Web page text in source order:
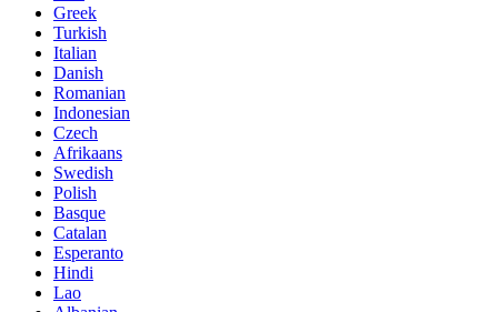
Greek
Turkish
Italian
Danish
Romanian
Indonesian
Czech
Afrikaans
Swedish
Polish
Basque
Catalan
Esperanto
Hindi
Lao